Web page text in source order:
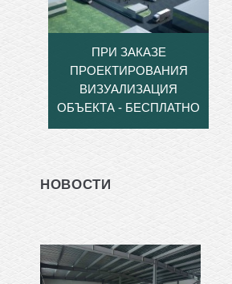
ПРИ ЗАКАЗЕ
ПРОЕКТИРОВАНИЯ
ВИЗУАЛИЗАЦИЯ
ОБЪЕКТА - БЕСПЛАТНО
НОВОСТИ